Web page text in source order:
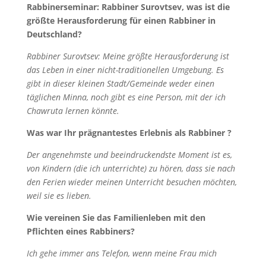
Rabbinerseminar: Rabbiner Surovtsev, was ist die
größte Herausforderung für einen Rabbiner in
Deutschland?
Rabbiner Surovtsev: Meine größte Herausforderung ist
das Leben in einer nicht-traditionellen Umgebung. Es
gibt in dieser kleinen Stadt/Gemeinde weder einen
täglichen Minna, noch gibt es eine Person, mit der ich
Chawruta lernen könnte.
Was war Ihr prägnantestes Erlebnis als Rabbiner ?
Der angenehmste und beeindruckendste Moment ist es,
von Kindern (die ich unterrichte) zu hören, dass sie nach
den Ferien wieder meinen Unterricht besuchen möchten,
weil sie es lieben.
Wie vereinen Sie das Familienleben mit den
Pflichten eines Rabbiners?
Ich gehe immer ans Telefon, wenn meine Frau mich